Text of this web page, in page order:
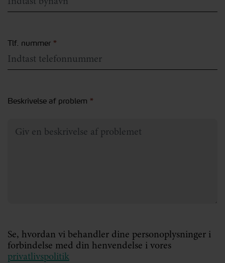
Tlf. nummer *
Beskrivelse af problem *
Se, hvordan vi behandler dine personoplysninger i
forbindelse med din henvendelse i vores
privatlivspolitik